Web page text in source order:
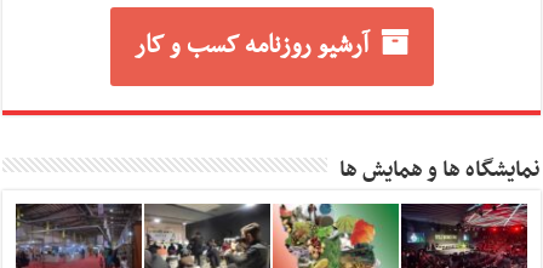
آرشیو روزنامه کسب و کار
نمایشگاه ها و همایش ها